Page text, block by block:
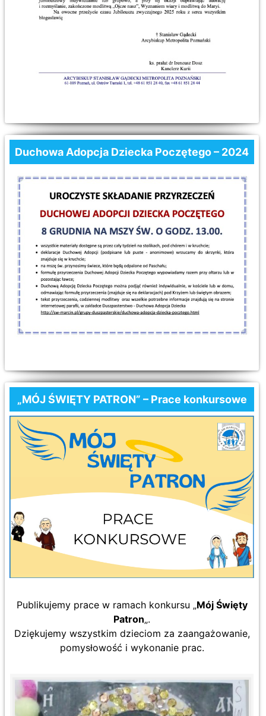
Duchowa Adopcja Dziecka Poczętego – 2024
„MÓJ ŚWIĘTY PATRON” – Prace konkursowe
Publikujemy prace w ramach konkursu „Mój Święty
Patron„.
Dziękujemy wszystkim dzieciom za zaangażowanie,
pomysłowość i wykonanie prac.